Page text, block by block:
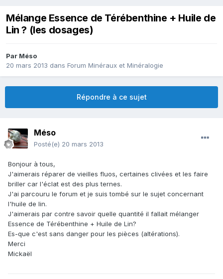
Mélange Essence de Térébenthine + Huile de
Lin ? (les dosages)
Par Méso
20 mars 2013 dans Forum Minéraux et Minéralogie
Répondre à ce sujet
Méso
Posté(e) 20 mars 2013
Bonjour à tous,
J'aimerais réparer de vieilles fluos, certaines clivées et les faire
briller car l'éclat est des plus ternes.
J'ai parcouru le forum et je suis tombé sur le sujet concernant
l'huile de lin.
J'aimerais par contre savoir quelle quantité il fallait mélanger
Essence de Térébenthine + Huile de Lin?
Es-que c'est sans danger pour les pièces (altérations).
Merci
Mickaël